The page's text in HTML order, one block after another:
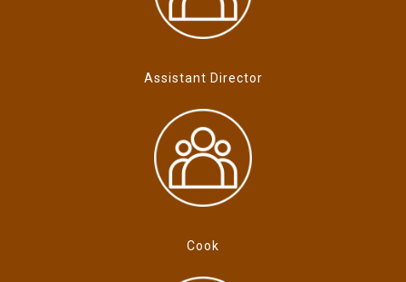
Assistant Director
Cook